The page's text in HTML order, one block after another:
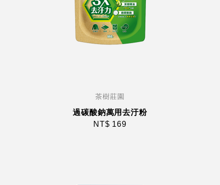
茶樹莊園
過碳酸鈉萬用去汙粉
NT$ 169